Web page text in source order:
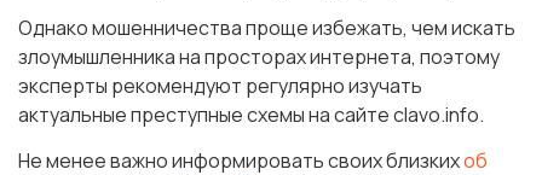
Однако мошенничества проще избежать, чем искать
злоумышленника на просторах интернета, поэтому
эксперты рекомендуют регулярно изучать
актуальные преступные схемы на сайте clavo.info.
Не менее важно информировать своих близкихоб